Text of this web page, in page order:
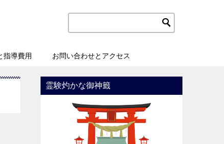
指導費用 お問い合わせとアクセス
霊験灼かな御神籤